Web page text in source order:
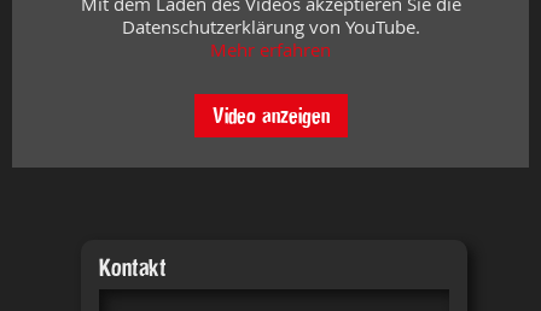
Datenschutzerklärung von YouTube.
Mehr erfahren
Video anzeigen
Kontakt